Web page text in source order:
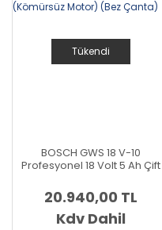
Tükendi
BOSCH GWS 18 V-10
Profesyonel 18 Volt 5 Ah Çift
Taşlama (1000 W
Eşdeğerinde) (Kömürsüz
Motor) (Bez Çanta)
20.940,00 TL
Kdv Dahil